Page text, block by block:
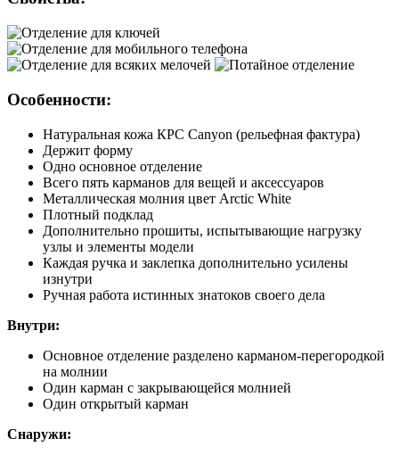
Особенности:
Натуральная кожа КРС Canyon (рельефная фактура)
Держит форму
Одно основное отделение
Всего пять карманов для вещей и аксессуаров
Металлическая молния цвет Arctic White
Плотный подклад
Дополнительно прошиты, испытывающие нагрузку
узлы и элементы модели
Каждая ручка и заклепка дополнительно усилены
изнутри
Ручная работа истинных знатоков своего дела
Внутри:
Основное отделение разделено карманом-перегородкой
на молнии
Один карман с закрывающейся молнией
Один открытый карман
Снаружи: